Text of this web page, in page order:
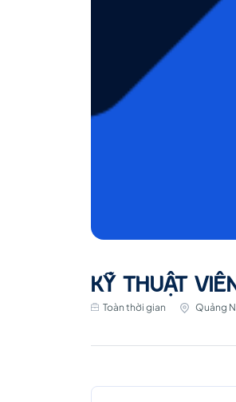
KỸ THUẬT
Toàn thời gian Quảng